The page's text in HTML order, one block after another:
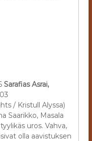
Sarafias Asrai,
/ Kristull Alyssa)
Saarikko, Masala
uros. Vahva,
olla aavistuksen